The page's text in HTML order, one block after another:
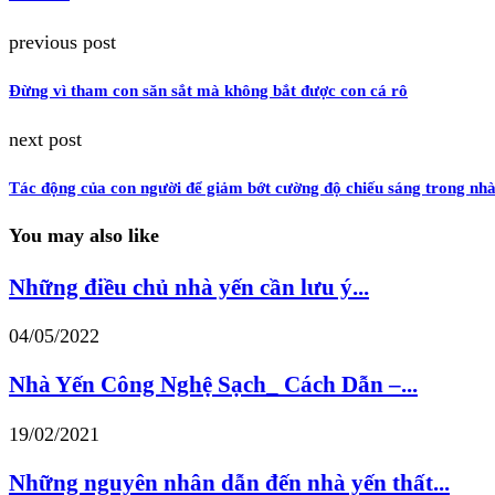
previous post
Đừng vì tham con săn sắt mà không bắt được con cá rô
next post
Tác động của con người để giảm bớt cường độ chiếu sáng trong
You may also like
Những điều chủ nhà yến cần lưu ý...
04/05/2022
Nhà Yến Công Nghệ Sạch_ Cách Dẫn –...
19/02/2021
Những nguyên nhân dẫn đến nhà yến thất...